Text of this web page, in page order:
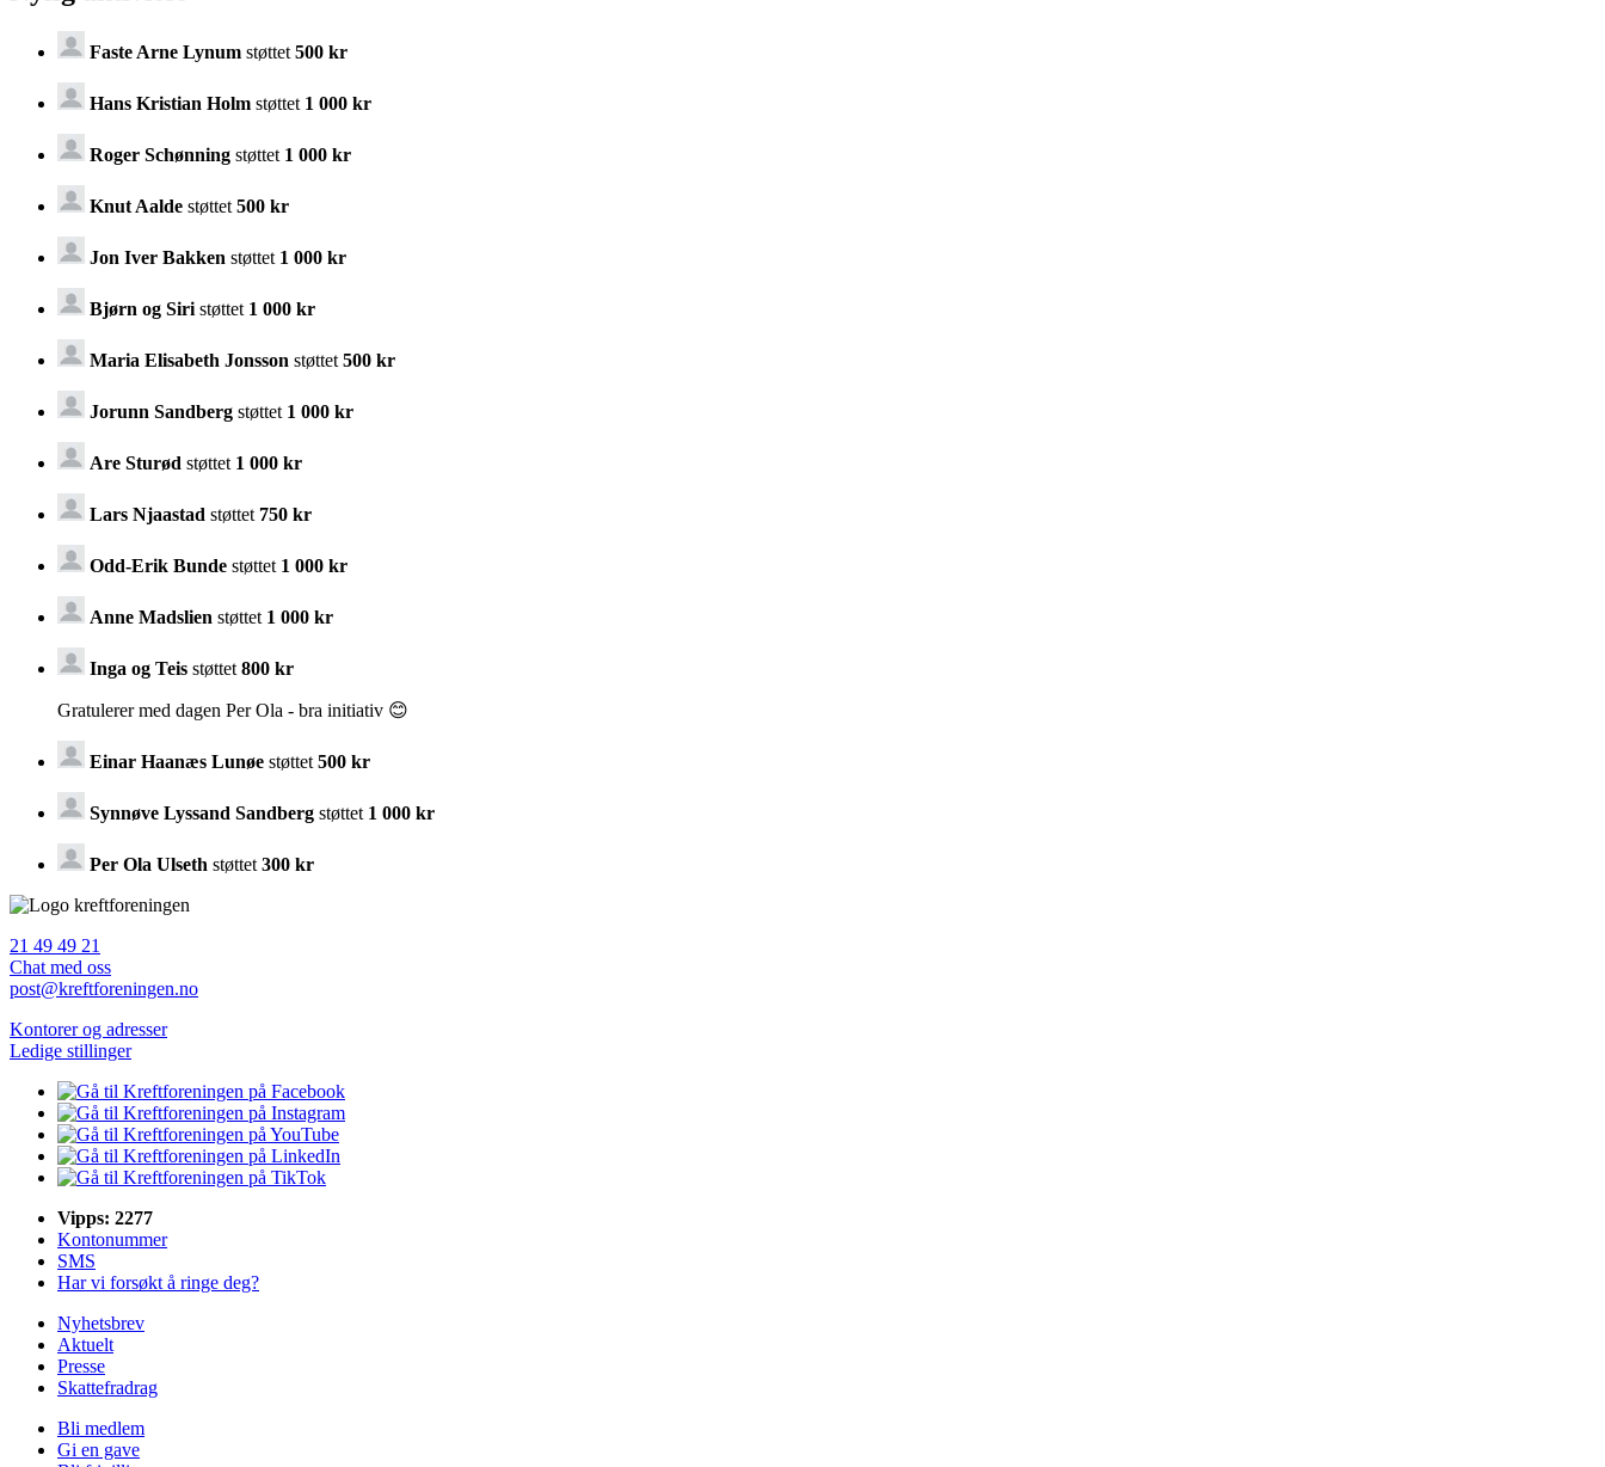
Faste Arne Lynum støttet 500 kr
Hans Kristian Holm støttet 1 000 kr
Roger Schønning støttet 1 000 kr
Knut Aalde støttet 500 kr
Jon Iver Bakken støttet 1 000 kr
Bjørn og Siri støttet 1 000 kr
Maria Elisabeth Jonsson støttet 500 kr
Jorunn Sandberg støttet 1 000 kr
Are Sturød støttet 1 000 kr
Lars Njaastad støttet 750 kr
Odd-Erik Bunde støttet 1 000 kr
Anne Madslien støttet 1 000 kr
Inga og Teis støttet 800 kr
Gratulerer med dagen Per Ola - bra initiativ 😊
Einar Haanæs Lunøe støttet 500 kr
Synnøve Lyssand Sandberg støttet 1 000 kr
Per Ola Ulseth støttet 300 kr
21 49 49 21
Chat med oss
post@kreftforeningen.no
Kontorer og adresser
Ledige stillinger
Vipps: 2277
Kontonummer
SMS
Har vi forsøkt å ringe deg?
Nyhetsbrev
Aktuelt
Presse
Skattefradrag
Bli medlem
Gi en gave